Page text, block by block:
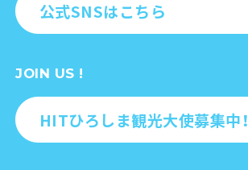
公式SNSはこちら
JOIN US !
HITひろしま観光大使募集中！